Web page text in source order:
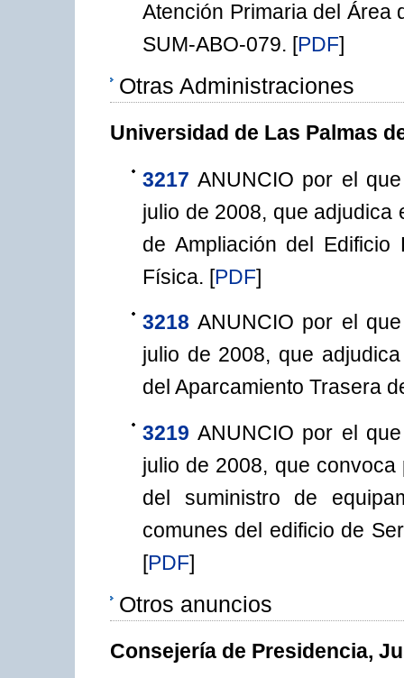
Atención Primaria del Área
SUM-ABO-079. [PDF]
Otras Administraciones
Universidad de Las Palmas
3217 ANUNCIO por el
julio de 2008, que adjudica
de Ampliación del Edificio
Física. [PDF]
3218 ANUNCIO por el
julio de 2008, que
del Aparcamiento Trasera
3219 ANUNCIO por el
julio de 2008, que
del suministro de
comunes del edificio de
[PDF]
Otros anuncios
Consejería de Presidencia,